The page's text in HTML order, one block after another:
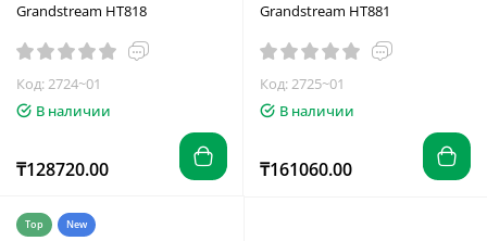
Grandstream HT818
Код: 2724~01
В наличии
₸128720.00
Grandstream HT881
Код: 2725~01
В наличии
₸161060.00
Top New